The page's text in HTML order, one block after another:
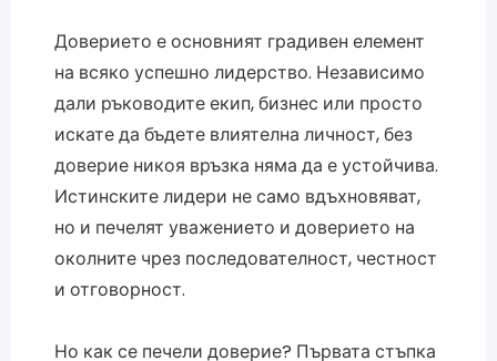
Доверието е основният градивен елемент
на всяко успешно лидерство. Независимо
дали ръководите екип, бизнес или просто
искате да бъдете влиятелна личност, без
доверие никоя връзка няма да е устойчива.
Истинските лидери не само вдъхновяват,
но и печелят уважението и доверието на
околните чрез последователност, честност
и отговорност.
Но как се печели доверие? Първата стъпка